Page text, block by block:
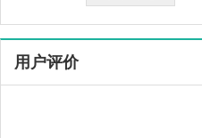
用户评价